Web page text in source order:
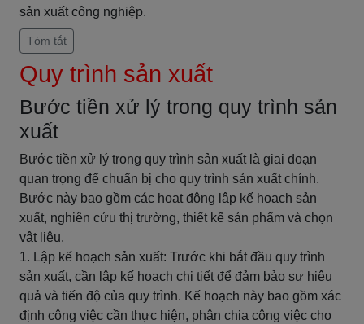
sản xuất công nghiệp.
Tóm tắt
Quy trình sản xuất
Bước tiền xử lý trong quy trình sản
xuất
Bước tiền xử lý trong quy trình sản xuất là giai đoạn
quan trọng để chuẩn bị cho quy trình sản xuất chính.
Bước này bao gồm các hoạt động lập kế hoạch sản
xuất, nghiên cứu thị trường, thiết kế sản phẩm và chọn
vật liệu.
1. Lập kế hoạch sản xuất: Trước khi bắt đầu quy trình
sản xuất, cần lập kế hoạch chi tiết để đảm bảo sự hiệu
quả và tiến độ của quy trình. Kế hoạch này bao gồm xác
định công việc cần thực hiện, phân chia công việc cho